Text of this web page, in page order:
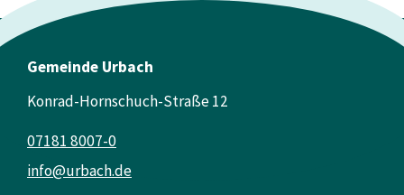
Gemeinde Urbach
Konrad-Hornschuch-Straße 12
info@urbach.de
07181 8007-0